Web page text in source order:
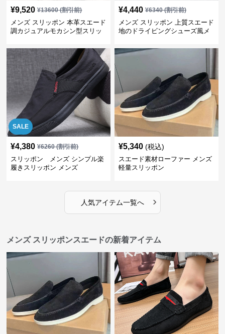
¥9,520 ¥13600(割引前)
メンズ スリッポン 本革スエード
調カジュアルモカシン型スリッ
¥4,440 ¥6340(割引前)
メンズ スリッポン 上質スエード
地のドライビングシューズ風メ
SALE
¥4,380 ¥6260(割引前)
スリッポン メンズ シンプル楽
履きスリッポン メンズ
¥5,340 (税込)
スエード素材ローファー メンズ
軽量スリッポン
人気アイテム一覧へ ›
メンズ スリッポンスエードの新着アイテム